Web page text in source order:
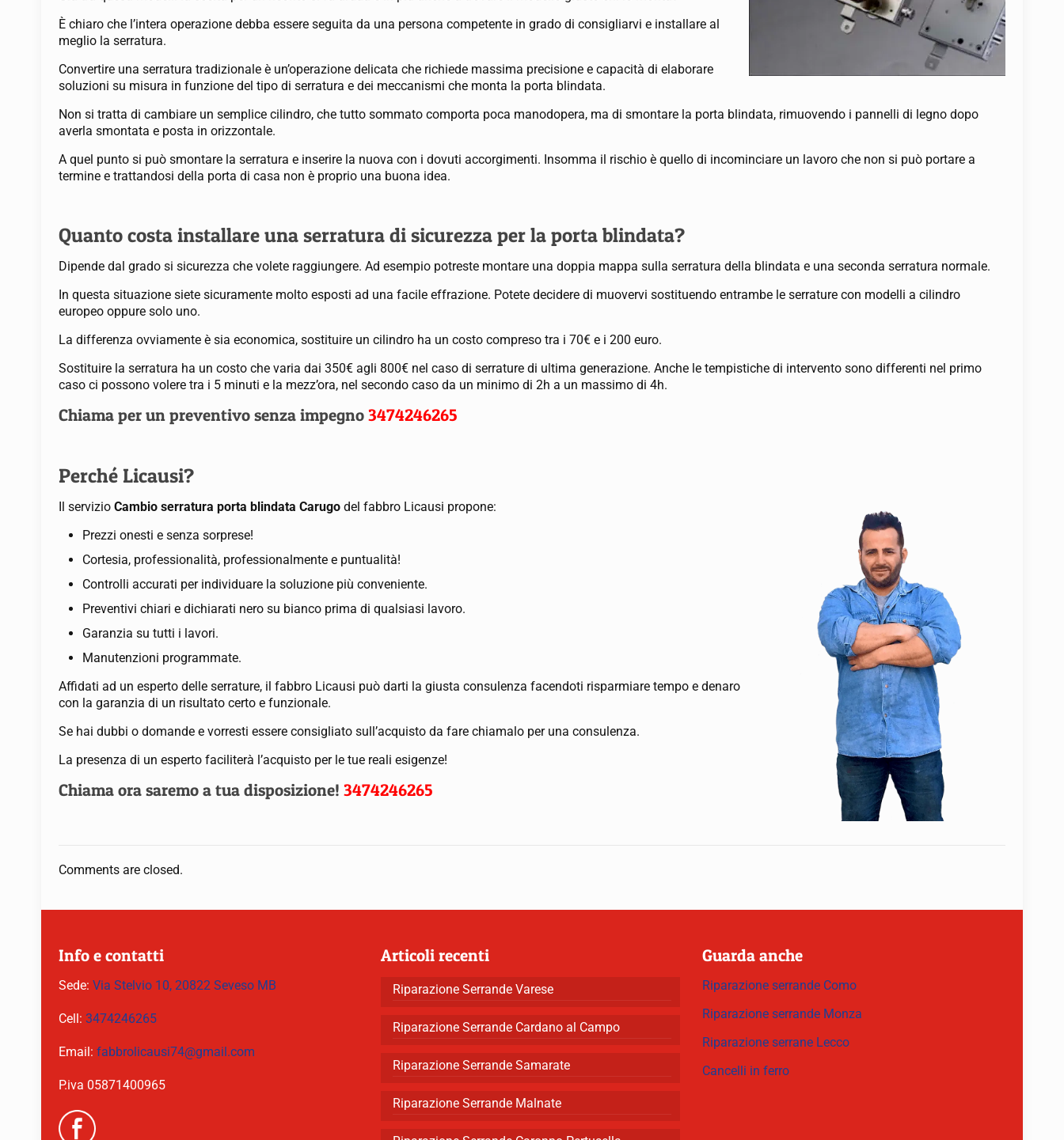
È chiaro che l’intera operazione debba essere seguita da una persona competente in grado di consigliarvi e installare al
meglio la serratura.
Convertire una serratura tradizionale è un’operazione delicata che richiede massima precisione e capacità di elaborare
soluzioni su misura in funzione del tipo di serratura e dei meccanismi che monta la porta blindata.
Non si tratta di cambiare un semplice cilindro, che tutto sommato comporta poca manodopera, ma di smontare la porta blindata, rimuovendo i pannelli di legno dopo
averla smontata e posta in orizzontale.
A quel punto si può smontare la serratura e inserire la nuova con i dovuti accorgimenti. Insomma il rischio è quello di incominciare un lavoro che non si può portare a
termine e trattandosi della porta di casa non è proprio una buona idea.
Quanto costa installare una serratura di sicurezza per la porta blindata?
Dipende dal grado si sicurezza che volete raggiungere. Ad esempio potreste montare una doppia mappa sulla serratura della blindata e una seconda serratura normale.
In questa situazione siete sicuramente molto esposti ad una facile effrazione. Potete decidere di muovervi sostituendo entrambe le serrature con modelli a cilindro
europeo oppure solo uno.
La differenza ovviamente è sia economica, sostituire un cilindro ha un costo compreso tra i 70€ e i 200 euro.
Sostituire la serratura ha un costo che varia dai 350€ agli 800€ nel caso di serrature di ultima generazione. Anche le tempistiche di intervento sono differenti nel primo
caso ci possono volere tra i 5 minuti e la mezz’ora, nel secondo caso da un minimo di 2h a un massimo di 4h.
Chiama per un preventivo senza impegno3474246265
Perché Licausi?
Il servizioCambio serratura porta blindata Carugodel fabbro Licausi propone:
Prezzi onesti e senza sorprese!
Cortesia, professionalità, professionalmente e puntualità!
Controlli accurati per individuare la soluzione più conveniente.
Preventivi chiari e dichiarati nero su bianco prima di qualsiasi lavoro.
Garanzia su tutti i lavori.
Manutenzioni programmate.
Affidati ad un esperto delle serrature, il fabbro Licausi può darti la giusta consulenza facendoti risparmiare tempo e denaro
con la garanzia di un risultato certo e funzionale.
Se hai dubbi o domande e vorresti essere consigliato sull’acquisto da fare chiamalo per una consulenza.
La presenza di un esperto faciliterà l’acquisto per le tue reali esigenze!
Chiama ora saremo a tua disposizione!3474246265
Comments are closed.
Info e contatti
Sede: Via Stelvio 10, 20822 Seveso MB
Cell: 3474246265
Email: fabbrolicausi74@gmail.com
P.iva 05871400965
Articoli recenti
Riparazione Serrande Varese
Riparazione Serrande Cardano al Campo
Riparazione Serrande Samarate
Riparazione Serrande Malnate
Guarda anche
Riparazione serrande Como
Riparazione serrande Monza
Riparazione serrane Lecco
Cancelli in ferro